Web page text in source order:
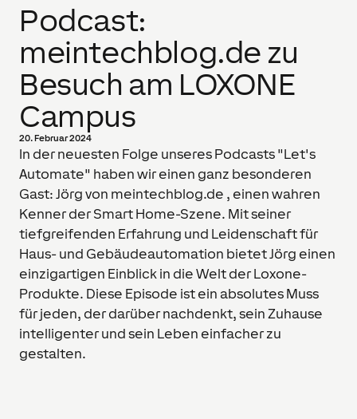
Podcast:
meintechblog.de zu
Besuch am LOXONE
Campus
20. Februar 2024
In der neuesten Folge unseres Podcasts "Let's
Automate" haben wir einen ganz besonderen
Gast: Jörg von meintechblog.de , einen wahren
Kenner der Smart Home-Szene. Mit seiner
tiefgreifenden Erfahrung und Leidenschaft für
Haus- und Gebäudeautomation bietet Jörg einen
einzigartigen Einblick in die Welt der Loxone-
Produkte. Diese Episode ist ein absolutes Muss
für jeden, der darüber nachdenkt, sein Zuhause
intelligenter und sein Leben einfacher zu
gestalten.